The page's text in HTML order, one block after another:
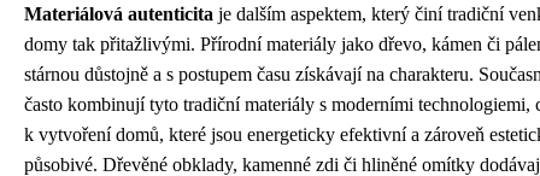
Materiálová autenticita je dalším aspektem, který činí tradiční
domy tak přitažlivými. Přírodní materiály jako dřevo, kámen či
stárnou důstojně a s postupem času získávají na charakteru.
často kombinují tyto tradiční materiály s moderními technologiemi,
k vytvoření domů, které jsou energeticky efektivní a zároveň
působivé. Dřevěné obklady, kamenné zdi či hliněné omítky